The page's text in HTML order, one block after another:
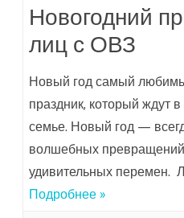
Новогодний
лиц с ОВЗ
Новый год самый
праздник, который ждут
семье. Новый год —
волшебных
удивительных перемен.
Подробнее »